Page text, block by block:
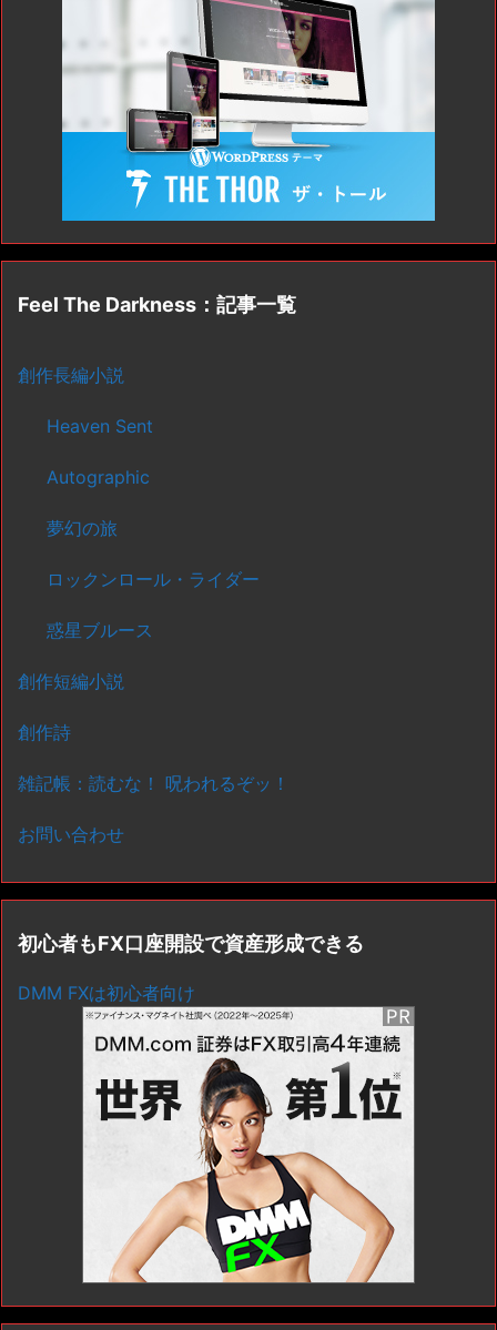
Feel The Darkness：記事一覧
創作長編小説
Heaven Sent
Autographic
夢幻の旅
ロックンロール・ライダー
惑星ブルース
創作短編小説
創作詩
雑記帳：読むな！ 呪われるぞッ！
お問い合わせ
初心者もFX口座開設で資産形成できる
DMM FXは初心者向け